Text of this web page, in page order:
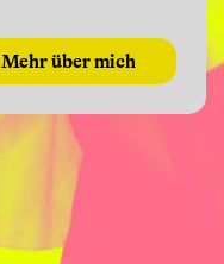
Mehr über mich